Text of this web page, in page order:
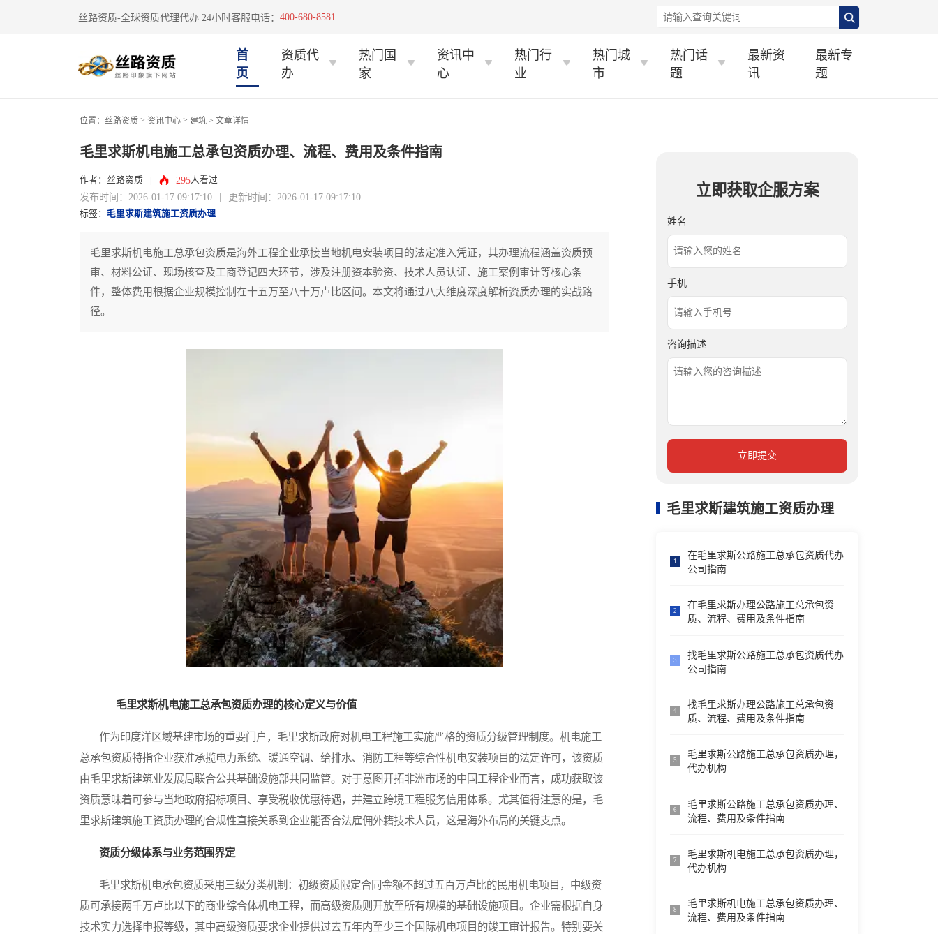
丝路资质-全球资质代理代办 24小时客服电话： 400-680-8581
首
页
资质代
办
热门国
家
资讯中
心
热门行
业
热门城
市
热门话
题
最新资
讯
最新专
题
位置： 丝路资质 > 资讯中心 > 建筑 > 文章详情
毛里求斯机电施工总承包资质办理、流程、费用及条件指南
作者：丝路资质 295人看过
发布时间：2026-01-17 09:17:10 | 更新时间：2026-01-17 09:17:10
标签： 毛里求斯建筑施工资质办理
毛里求斯机电施工总承包资质是海外工程企业承接当地机电安装项目的法定准入凭证，其办理流程涵盖资质预
审、材料公证、现场核查及工商登记四大环节，涉及注册资本验资、技术人员认证、施工案例审计等核心条
件，整体费用根据企业规模控制在十五万至八十万卢比区间。本文将通过八大维度深度解析资质办理的实战路
径。
毛里求斯机电施工总承包资质办理的核心定义与价值
作为印度洋区域基建市场的重要门户，毛里求斯政府对机电工程施工实施严格的资质分级管理制度。机电施工
总承包资质特指企业获准承揽电力系统、暖通空调、给排水、消防工程等综合性机电安装项目的法定许可，该资质
由毛里求斯建筑业发展局联合公共基础设施部共同监管。对于意图开拓非洲市场的中国工程企业而言，成功获取该
资质意味着可参与当地政府招标项目、享受税收优惠待遇，并建立跨境工程服务信用体系。尤其值得注意的是，毛
里求斯建筑施工资质办理的合规性直接关系到企业能否合法雇佣外籍技术人员，这是海外布局的关键支点。
资质分级体系与业务范围界定
毛里求斯机电承包资质采用三级分类机制：初级资质限定合同金额不超过五百万卢比的民用机电项目，中级资
质可承接两千万卢比以下的商业综合体机电工程，而高级资质则开放至所有规模的基础设施项目。企业需根据自身
技术实力选择申报等级，其中高级资质要求企业提供过去五年内至少三个国际机电项目的竣工审计报告。特别要关
立即获取企服方案
姓名
手机
咨询描述
立即提交
毛里求斯建筑施工资质办理
1
在毛里求斯公路施工总承包资质代办
公司指南
2
在毛里求斯办理公路施工总承包资
质、流程、费用及条件指南
3
找毛里求斯公路施工总承包资质代办
公司指南
4
找毛里求斯办理公路施工总承包资
质、流程、费用及条件指南
5
毛里求斯公路施工总承包资质办理，
代办机构
6
毛里求斯公路施工总承包资质办理、
流程、费用及条件指南
7
毛里求斯机电施工总承包资质办理，
代办机构
8
毛里求斯机电施工总承包资质办理、
流程、费用及条件指南